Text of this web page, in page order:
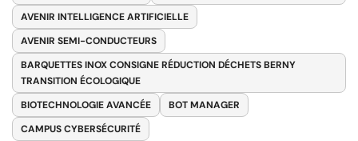
AVENIR INTELLIGENCE ARTIFICIELLE
AVENIR SEMI-CONDUCTEURS
BARQUETTES INOX CONSIGNE RÉDUCTION DÉCHETS BERNY
TRANSITION ÉCOLOGIQUE
BIOTECHNOLOGIE AVANCÉE
BOT MANAGER
CAMPUS CYBERSÉCURITÉ